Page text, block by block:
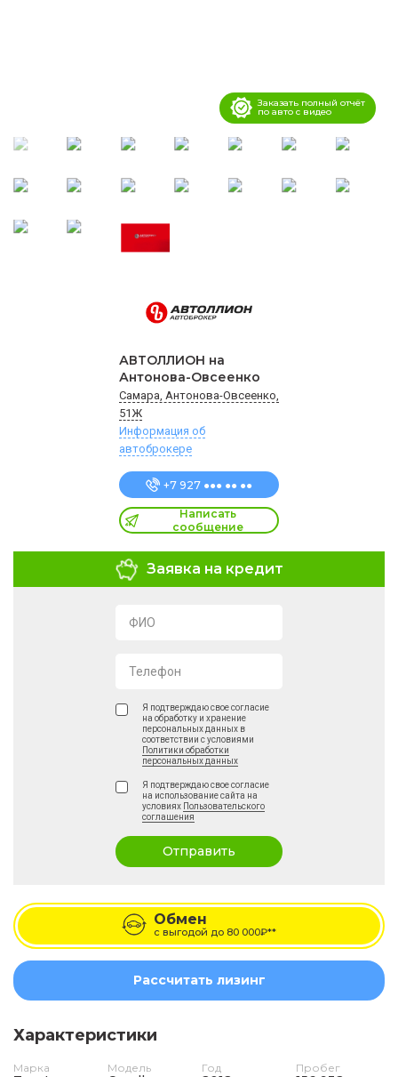
Заказать полный отчёт
по авто с видео
АВТОЛЛИОН на
Антонова-Овсеенко
Самара, Антонова-Овсеенко,
51Ж
Информация об
автоброкере
+7 927 ●●● ●● ●●
Написать
сообщение
Заявка на кредит
ФИО
Телефон
Я подтверждаю свое согласие
на обработку и хранение
персональных данных в
соответствии с условиями
Политики обработки
персональных данных
Я подтверждаю свое согласие
на использование сайта на
условиях Пользовательского
соглашения
Отправить
Обмен
с выгодой до 80 000₽**
Рассчитать лизинг
Характеристики
Марка Модель Год Пробег